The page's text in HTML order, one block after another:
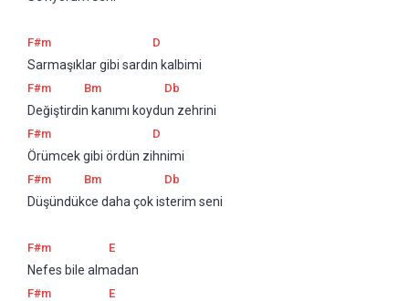
F#m D
Sarmaşıklar gibi sardın kalbimi
F#m Bm Db
Değiştirdin kanımı koydun zehrini
F#m D
Örümcek gibi ördün zihnimi
F#m Bm Db
Düşündükce daha çok isterim seni
F#m E
Nefes bile almadan
F#m E